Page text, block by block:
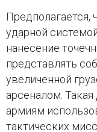
Предполагается,
ударной
нанесение
представлять
увеличенной
арсеналом.
армиям
тактических